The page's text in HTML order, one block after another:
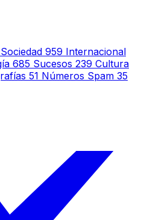
Sociedad 959 Internacional
685 Sucesos 239 Cultura
51 Números Spam 35